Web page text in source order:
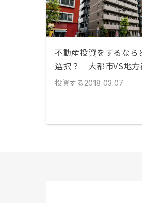
不動産投資をするなら
選択？ 大都市VS地方
投資する 2018.03.07